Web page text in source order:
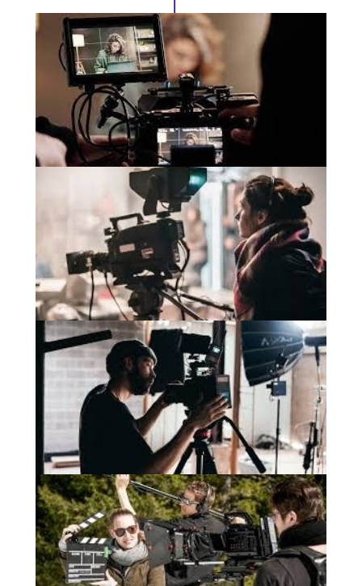
Умение прислушиваться
к себе и к миру вокруг
Умение правильно говорить и
красиво двигаться
КАЖДЫЙ УЧАСТНИК
ПРИОБРЕТЁТ:
2.
3.
4.
5.
6.
7.
8.